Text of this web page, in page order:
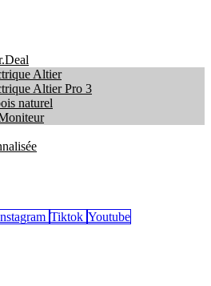
Altier
Altier Pro 3
naturel
Tiktok Youtube